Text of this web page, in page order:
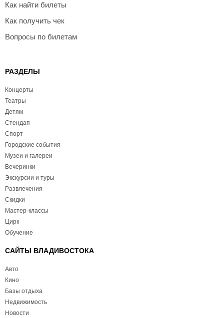
Как найти билеты
Как получить чек
Вопросы по билетам
РАЗДЕЛЫ
Концерты
Театры
Детям
Стендап
Спорт
Городские события
Музеи и галереи
Вечеринки
Экскурсии и туры
Развлечения
Скидки
Мастер-классы
Цирк
Обучение
САЙТЫ ВЛАДИВОСТОКА
Авто
Кино
Базы отдыха
Недвижимость
Новости